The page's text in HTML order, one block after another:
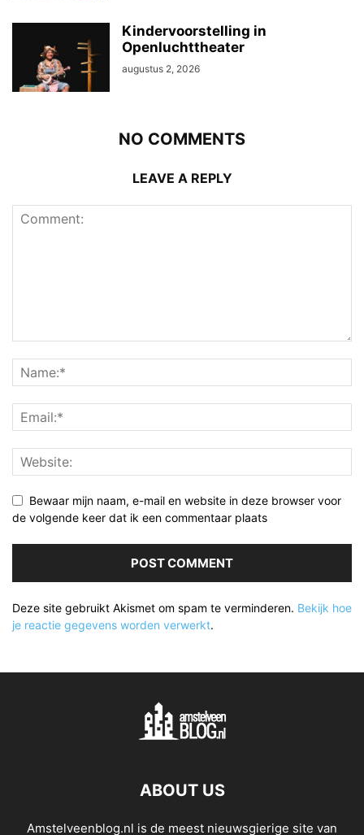
Kindervoorstelling in
Openluchttheater
augustus 2, 2026
NO COMMENTS
LEAVE A REPLY
Bewaar mijn naam, e-mail en website in deze browser voor
de volgende keer dat ik een commentaar plaats
Deze site gebruikt Akismet om spam te verminderen. Bekijk hoe
je reactie gegevens worden verwerkt.
ABOUT US
Amstelveenblog.nl is de meest nieuwsgierige site van